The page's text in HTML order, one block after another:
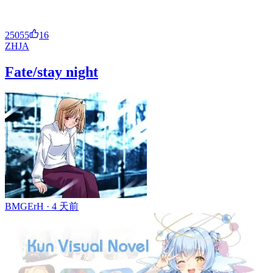
25055
16
ZHJA
Fate/stay night
BMGErH · 4 天前